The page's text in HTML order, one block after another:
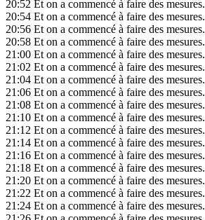
20:52 Et on a commencé à faire des mesures.
20:54 Et on a commencé à faire des mesures.
20:56 Et on a commencé à faire des mesures.
20:58 Et on a commencé à faire des mesures.
21:00 Et on a commencé à faire des mesures.
21:02 Et on a commencé à faire des mesures.
21:04 Et on a commencé à faire des mesures.
21:06 Et on a commencé à faire des mesures.
21:08 Et on a commencé à faire des mesures.
21:10 Et on a commencé à faire des mesures.
21:12 Et on a commencé à faire des mesures.
21:14 Et on a commencé à faire des mesures.
21:16 Et on a commencé à faire des mesures.
21:18 Et on a commencé à faire des mesures.
21:20 Et on a commencé à faire des mesures.
21:22 Et on a commencé à faire des mesures.
21:24 Et on a commencé à faire des mesures.